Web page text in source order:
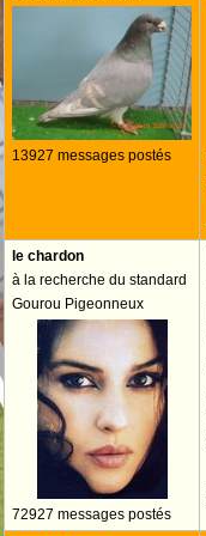
13927 messages postés
le chardon
à la recherche du standard
Gourou Pigeonneux
72927 messages postés